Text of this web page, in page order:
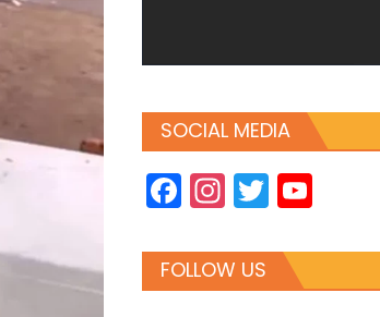
SOCIAL MEDIA
Facebook
Instagram
Twitter
FOLLOW US